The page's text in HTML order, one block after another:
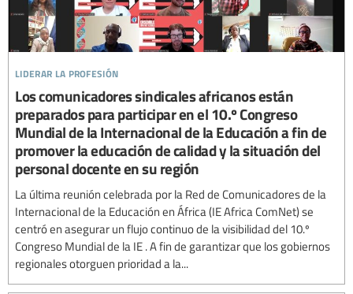
liderar la profesión
Los comunicadores sindicales africanos están
preparados para participar en el 10.º Congreso
Mundial de la Internacional de la Educación a fin de
promover la educación de calidad y la situación del
personal docente en su región
La última reunión celebrada por la Red de Comunicadores de la
Internacional de la Educación en África (IE Africa ComNet) se
centró en asegurar un flujo continuo de la visibilidad del 10.º
Congreso Mundial de la IE . A fin de garantizar que los gobiernos
regionales otorguen prioridad a la...